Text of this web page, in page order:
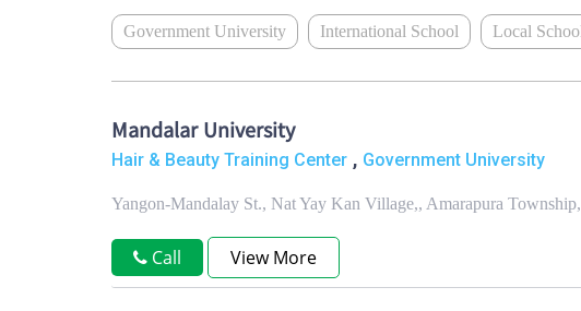
Government University International School Local
Mandalar University
Hair & Beauty Training Center , Government University
Yangon-Mandalay St., Nat Yay Kan Village,, Amarapura
Call View More